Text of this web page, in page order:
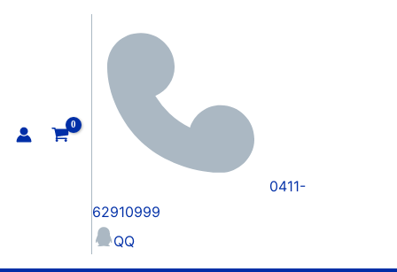
0411-
62910999
QQ